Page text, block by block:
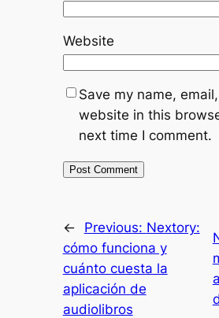
Website
Save my name,
website in this
next time I comment.
← Previous: Nextory:
cómo funciona y
cuánto cuesta la
aplicación de
audiolibros